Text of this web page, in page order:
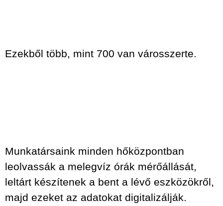
Ezekből több, mint 700 van városszerte.
Munkatársaink minden hőközpontban
leolvassák a melegvíz órák mérőállását,
leltárt készítenek a bent a lévő eszközökről,
majd ezeket az adatokat digitalizálják.